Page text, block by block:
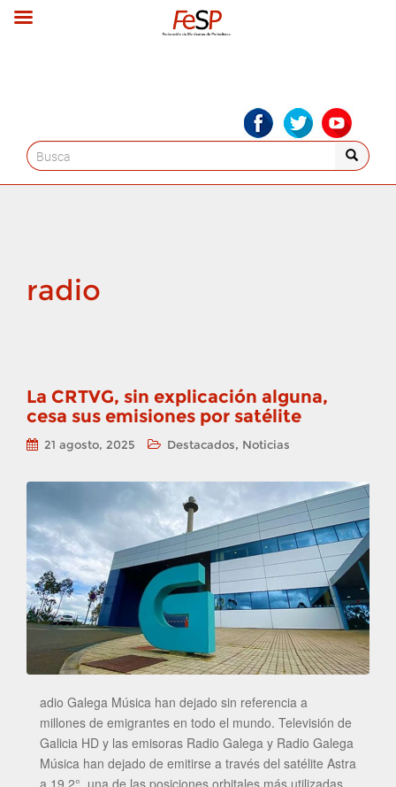
Search
for:
radio
La CRTVG, sin explicación alguna,
cesa sus emisiones por satélite
21 agosto, 2025 Destacados, Noticias
adio Galega Música han dejado sin referencia a
millones de emigrantes en todo el mundo. Televisión de
Galicia HD y las emisoras Radio Galega y Radio Galega
Música han dejado de emitirse a través del satélite Astra
a 19,2°, una de las posiciones orbitales más utilizadas